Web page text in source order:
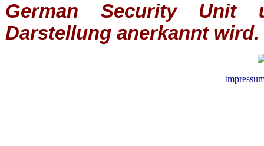
German Security Unit
Darstellung anerkannt wird.